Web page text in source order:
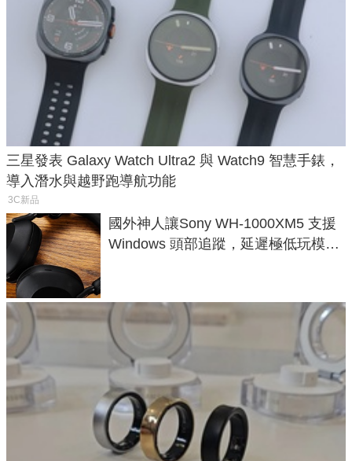
三星發表 Galaxy Watch Ultra2 與 Watch9 智慧手錶，
導入潛水與越野跑導航功能
3C新品
國外神人讓Sony WH-1000XM5 支援
Windows 頭部追蹤，延遲極低玩模擬